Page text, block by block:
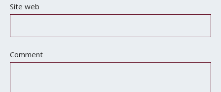
Site web
Comment